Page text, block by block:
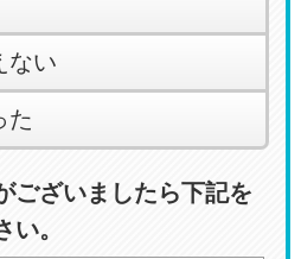
ない
た
ございましたら下記を
い。